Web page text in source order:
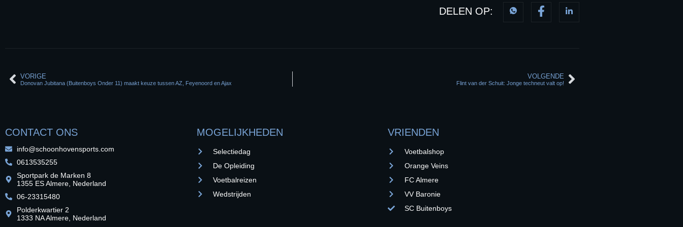
DELEN OP:
VORIGE
Donovan Jubitana (Buitenboys Onder 11) maakt keuze tussen AZ, Feyenoord en Ajax
VOLGENDE
Flint van der Schuit: Jonge techneut valt op!
CONTACT ONS
info@schoonhovensports.com
0613535255
Sportpark de Marken 8
1355 ES Almere, Nederland
06-23315480
Polderkwartier 2
1333 NA Almere, Nederland
MOGELIJKHEDEN
Selectiedag
De Opleiding
Voetbalreizen
Wedstrijden
VRIENDEN
Voetbalshop
Orange Veins
FC Almere
VV Baronie
SC Buitenboys